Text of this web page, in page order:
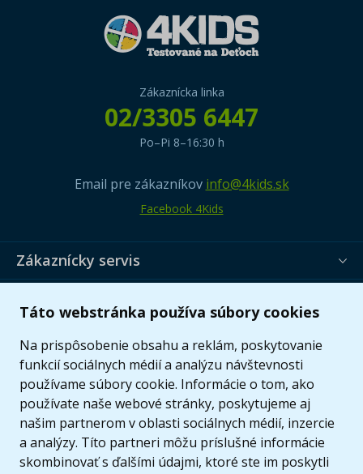
Táto webstránka používa súbory cookies
Na prispôsobenie obsahu a reklám, poskytovanie
funkcií sociálnych médií a analýzu návštevnosti
používame súbory cookie. Informácie o tom, ako
používate naše webové stránky, poskytujeme aj
našim partnerom v oblasti sociálnych médií, inzercie
a analýzy. Títo partneri môžu príslušné informácie
skombinovať s ďalšími údajmi, ktoré ste im poskytli
Zákaznícka linka
02/3305 6447
Po–Pi 8–16:30 h
Email pre zákazníkov info@4kids.sk
Facebook 4Kids
Zákaznícky servis